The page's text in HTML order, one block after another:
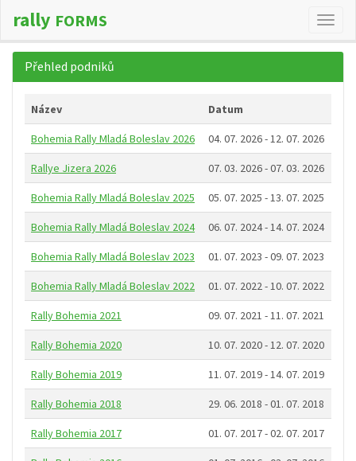
Změna
rally FORMS
Přehled podniků
Název Datum
Bohemia Rally Mladá Boleslav 2026 04. 07. 2026 - 12. 07. 2026
Rallye Jizera 2026 07. 03. 2026 - 07. 03. 2026
Bohemia Rally Mladá Boleslav 2025 05. 07. 2025 - 13. 07. 2025
Bohemia Rally Mladá Boleslav 2024 06. 07. 2024 - 14. 07. 2024
Bohemia Rally Mladá Boleslav 2023 01. 07. 2023 - 09. 07. 2023
Bohemia Rally Mladá Boleslav 2022 01. 07. 2022 - 10. 07. 2022
Rally Bohemia 2021 09. 07. 2021 - 11. 07. 2021
Rally Bohemia 2020 10. 07. 2020 - 12. 07. 2020
Rally Bohemia 2019 11. 07. 2019 - 14. 07. 2019
Rally Bohemia 2018 29. 06. 2018 - 01. 07. 2018
Rally Bohemia 2017 01. 07. 2017 - 02. 07. 2017